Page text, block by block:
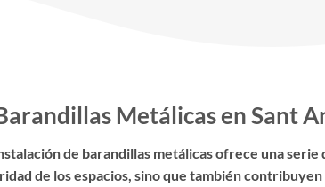
Metálicas en Sant
de barandillas metálicas ofrece una
de los espacios, sino que también